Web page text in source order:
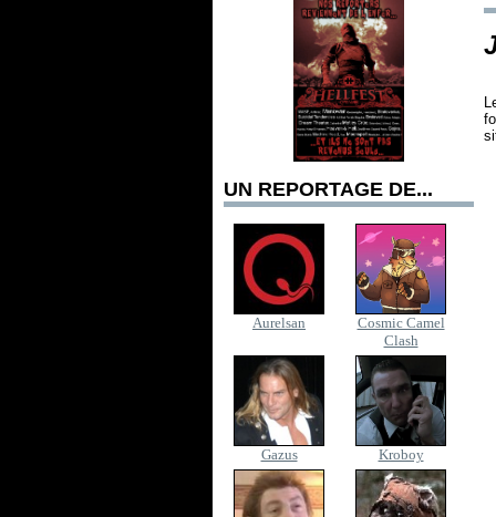
UN REPORTAGE DE...
Aurelsan
Cosmic Camel
Clash
Gazus Kroboy